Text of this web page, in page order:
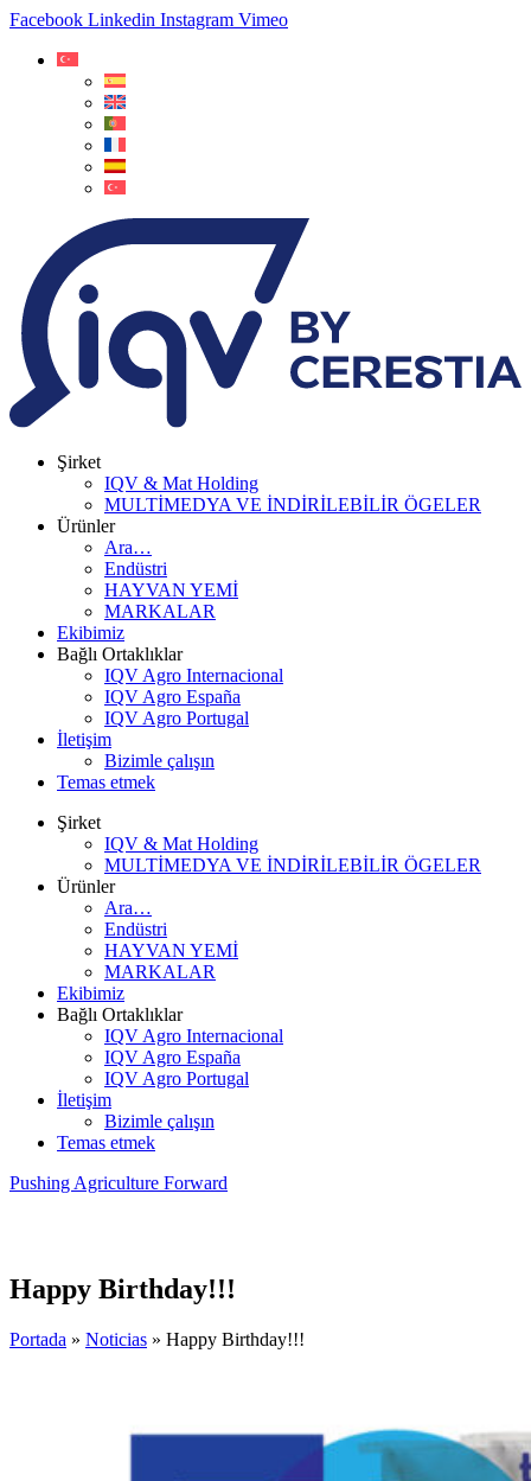
Facebook Linkedin Instagram Vimeo
Şirket
IQV & Mat Holding
MULTİMEDYA VE İNDİRİLEBİLİR ÖGELER
Ürünler
Ara…
Endüstri
HAYVAN YEMİ
MARKALAR
Ekibimiz
Bağlı Ortaklıklar
IQV Agro Internacional
IQV Agro España
IQV Agro Portugal
İletişim
Bizimle çalışın
Temas etmek
Şirket
IQV & Mat Holding
MULTİMEDYA VE İNDİRİLEBİLİR ÖGELER
Ürünler
Ara…
Endüstri
HAYVAN YEMİ
MARKALAR
Ekibimiz
Bağlı Ortaklıklar
IQV Agro Internacional
IQV Agro España
IQV Agro Portugal
İletişim
Bizimle çalışın
Temas etmek
Pushing Agriculture Forward
Happy Birthday!!!
Portada » Noticias » Happy Birthday!!!